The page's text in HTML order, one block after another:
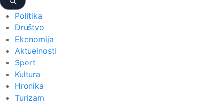
Politika
Društvo
Ekonomija
Aktuelnosti
Sport
Kultura
Hronika
Turizam